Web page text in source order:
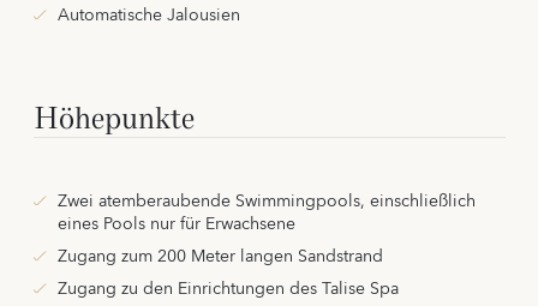
Automatische Jalousien
Höhepunkte
Zwei atemberaubende Swimmingpools, einschließlich
eines Pools nur für Erwachsene
Zugang zum 200 Meter langen Sandstrand
Zugang zu den Einrichtungen des Talise Spa